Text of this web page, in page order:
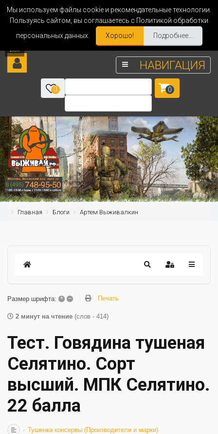
Мы используем файлы cookie и рекомендательные технологии.
Пользуясь сайтом, вы соглашаетесь с Политикой обработки
персональных данных.
Хорошо! Подробнее...
НАВИГАЦИЯ
0 0
Главная Блоги Артем Выживалкин
Размер шрифта: + – Печать
2 минут на чтение (слов - 414)
Тест. Говядина тушеная
Селятино. Сорт
высший. МПК Селятино.
22 балла
Тушенка консервы (Производители и марки)